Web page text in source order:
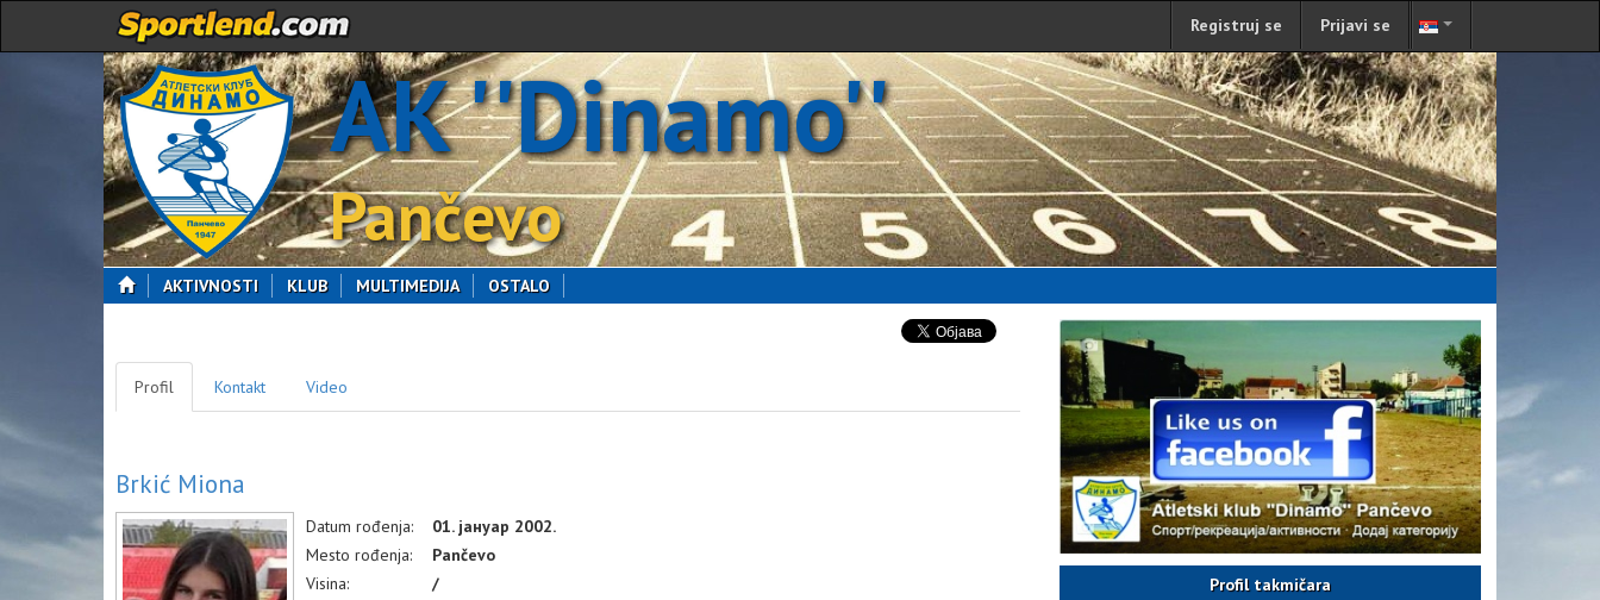
Registruj se Prijavi se
AK ''Dinamo''
Pančevo
AKTIVNOSTI KLUB MULTIMEDIJA OSTALO
Profil Kontakt Video
Brkić Miona
Datum rođenja:
01. јануар 2002.
Mesto rođenja:
Pančevo
Visina:
/
Profil takmičara